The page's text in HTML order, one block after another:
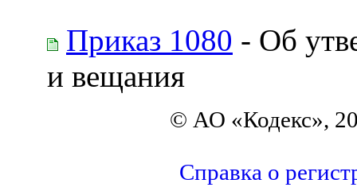
Приказ 1080 - Об
и вещания
© АО «Кодекс»,
Справка о